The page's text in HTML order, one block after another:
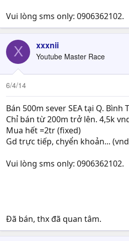
Vui lòng sms only: 0906362102.
X xxxnii
Youtube Master Race
6/4/14
Bán 500m sever SEA tại Q. Bình
Chỉ bán từ 200m trở lên. 4,5k
Mua hết =2tr (fixed)
Gd trực tiếp, chyển khoản...
Vui lòng sms only: 0906362102.
Đã bán, thx đã quan tâm.